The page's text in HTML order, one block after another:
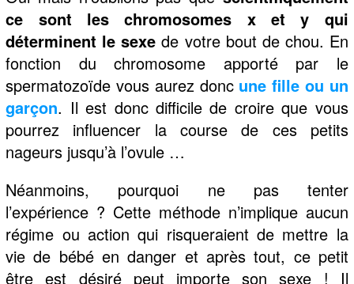
ce sont les chromosomes x et y qui
déterminent le sexe de votre bout de chou. En
fonction du chromosome apporté par le
spermatozoïde vous aurez donc une fille ou un
garçon. Il est donc difficile de croire que vous
pourrez influencer la course de ces petits
nageurs jusqu’à l’ovule …
Néanmoins, pourquoi ne pas tenter
l’expérience ? Cette méthode n’implique aucun
régime ou action qui risqueraient de mettre la
vie de bébé en danger et après tout, ce petit
être est désiré peut importe son sexe ! Il